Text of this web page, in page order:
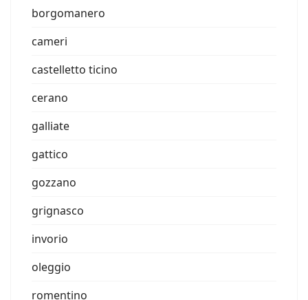
borgomanero
cameri
castelletto ticino
cerano
galliate
gattico
gozzano
grignasco
invorio
oleggio
romentino